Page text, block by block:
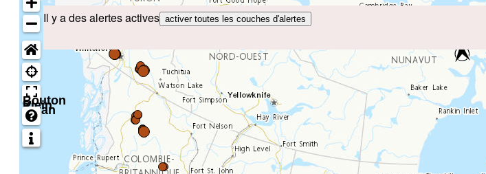
Il y a des alertes actives activer toutes les couches d'alertes
Bouton
Plein
écran